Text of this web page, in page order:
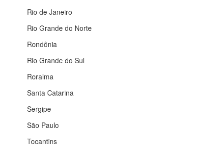
Rio de Janeiro
Rio Grande do Norte
Rondônia
Rio Grande do Sul
Roraima
Santa Catarina
Sergipe
São Paulo
Tocantins